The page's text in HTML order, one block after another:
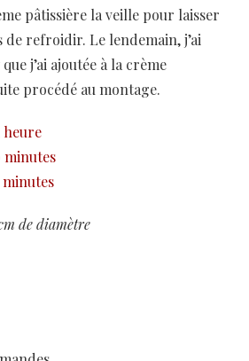
pâtissière la veille pour laisser
de refroidir. Le lendemain, j’ai
j’ai ajoutée à la crème
procédé au montage.
heure
minutes
minutes
de diamètre